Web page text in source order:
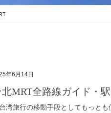
年6月14日
北MRT全路線ガイド・
湾旅行の移動手段としてもっとも